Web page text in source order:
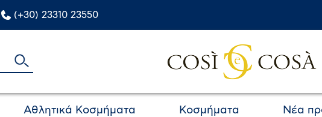
(+30) 23310 23550
Αθλητικά Κοσμήματα Κοσμήματα Νέα